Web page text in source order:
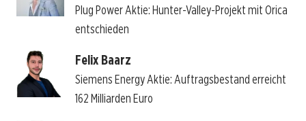
Plug Power Aktie: Hunter-Valley-Projekt mit Orica
entschieden
Felix Baarz
Siemens Energy Aktie: Auftragsbestand erreicht
162 Milliarden Euro